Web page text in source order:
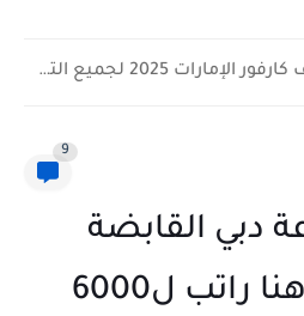
وظائف كارفور الإمارات 2025 لجميع التخصصات برواتب حتى 8000 درهم
9
دبي القابضة
2024 قدم من هنا راتب ل6000